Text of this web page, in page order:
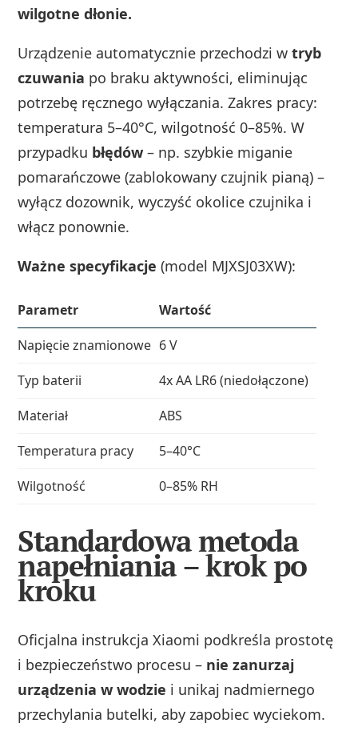
wilgotne dłonie.
Urządzenie automatycznie przechodzi wtryb
czuwania po braku aktywności, eliminując
potrzebę ręcznego wyłączania. Zakres pracy:
temperatura 5–40°C, wilgotność 0–85%. W
przypadku błędów – np. szybkie miganie
pomarańczowe (zablokowany czujnik pianą) –
wyłącz dozownik, wyczyść okolice czujnika i
włącz ponownie.
Ważne specyfikacje (model MJXSJ03XW):
Parametr
Wartość
Napięcie znamionowe 6 V
Typ baterii
4x AA LR6 (niedołączone)
Materiał
ABS
Temperatura pracy
5–40°C
Wilgotność
0–85% RH
Standardowa metoda
napełniania – krok po
kroku
Oficjalna instrukcja Xiaomi podkreśla prostotę
i bezpieczeństwo procesu – nie zanurzaj
urządzenia w wodzie i unikaj nadmiernego
przechylania butelki, aby zapobiec wyciekom.